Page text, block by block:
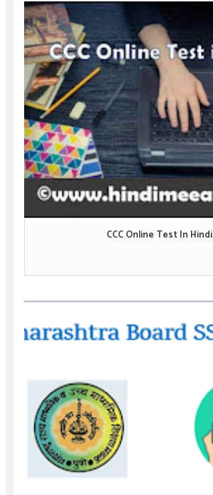
CCC Online Test In Hindi